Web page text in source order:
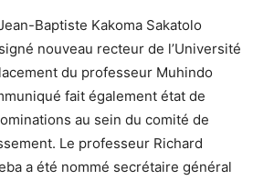
Baptiste Kakoma Sakatolo
nouveau recteur de l’Université
du professeur Muhindo
fait également état de
au sein du comité de
Le professeur Richard
a été nommé secrétaire général